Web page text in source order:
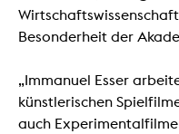
Besonderheit der
„Immanuel Esser
künstlerischen
auch